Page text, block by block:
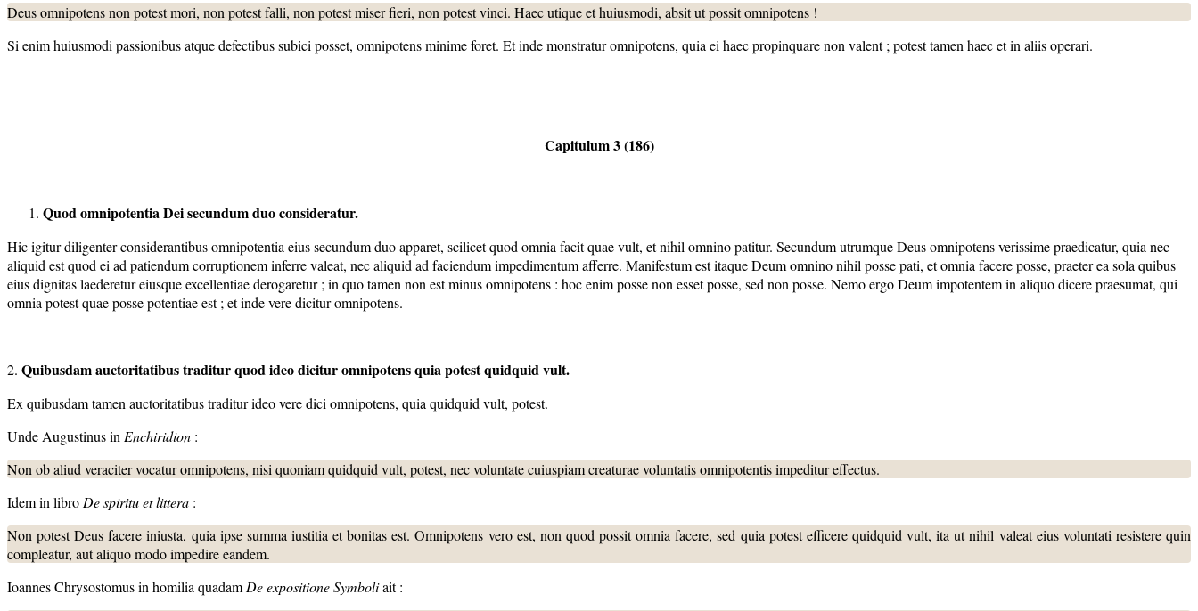
Deus omnipotens non potest mori, non potest falli, non potest miser fieri, non potest vinci. Haec utique et huiusmodi, absit ut possit omnipotens !
Si enim huiusmodi passionibus atque defectibus subici posset, omnipotens minime foret. Et inde monstratur omnipotens, quia ei haec propinquare non valent ; potest tamen haec et in aliis operari.
Capitulum 3 (186)
Quod omnipotentia Dei secundum duo consideratur.
Hic igitur diligenter considerantibus omnipotentia eius secundum duo apparet, scilicet quod omnia facit quae vult, et nihil omnino patitur. Secundum utrumque Deus omnipotens verissime praedicatur, quia nec
aliquid est quod ei ad patiendum corruptionem inferre valeat, nec aliquid ad faciendum impedimentum afferre. Manifestum est itaque Deum omnino nihil posse pati, et omnia facere posse, praeter ea sola quibus
eius dignitas laederetur eiusque excellentiae derogaretur ; in quo tamen non est minus omnipotens : hoc enim posse non esset posse, sed non posse. Nemo ergo Deum impotentem in aliquo dicere praesumat, qui
omnia potest quae posse potentiae est ; et inde vere dicitur omnipotens.
2. Quibusdam auctoritatibus traditur quod ideo dicitur omnipotens quiapotest quidquid vult.
Ex quibusdam tamen auctoritatibus traditur ideo vere dici omnipotens, quia quidquid vult, potest.
Unde Augustinus in Enchiridion :
Non ob aliud veraciter vocatur omnipotens, nisi quoniam quidquid vult, potest, nec voluntate cuiuspiam creaturae voluntatis omnipotentis impeditur effectus.
Idem in libro De spiritu et littera :
Non potest Deus facere iniusta, quia ipse summa iustitia et bonitas est. Omnipotens vero est, non quod possit omnia facere, sed quia potest efficere quidquid vult, ita ut nihil valeat eius voluntati resistere quin
compleatur, aut aliquo modo impedire eandem.
Ioannes Chrysostomus in homilia quadam De expositione Symboliait :